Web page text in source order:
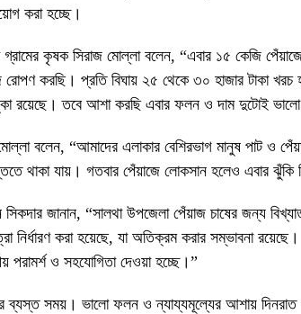
করা হচ্ছে।
কৃষক সিরাজ মোল্লা বলেন, “এবার ১৫ কেজি
রোপণ করছি। প্রতি বিঘায় ২৫ থেকে ৩০ হাজার টাকা খরচ
রয়েছে। তবে আশা করছি এবার ফলন ও দাম দুটোই
বলেন, “আমাদের এলাকার বেশিরভাগ মানুষ পাট ও
থাকা যায়। গতবার পেঁয়াজে লোকসান হলেও এবার ঝুঁকি
সিকদার জানান, “সালথা উপজেলা পেঁয়াজ চাষের জন্য
নির্ধারণ করা হয়েছে, যা অতিক্রম করার সম্ভাবনা রয়েছে।
পরামর্শ ও সহযোগিতা দেওয়া হচ্ছে।”
ব্যস্ত সময়। ভালো ফলন ও ন্যায্যমূল্যের আশায় দিনরাত